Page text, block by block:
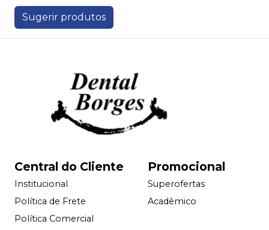
Sugerir produtos
Central do Cliente
Institucional
Política de Frete
Política Comercial
Promocional
Superofertas
Acadêmico